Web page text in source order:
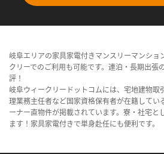
岐阜エリアの家具家電付きマンスリーマンショ
クリーでのご利用も可能です。連泊・長期出張
評！
岐阜ウィークリードットコムには、宅地建物取
理業務主任者など国家資格保有者が在籍してい
ーナー直物件が掲載されています。寮・社宅と
ます！家具家電付きで単身赴任にも便利です。